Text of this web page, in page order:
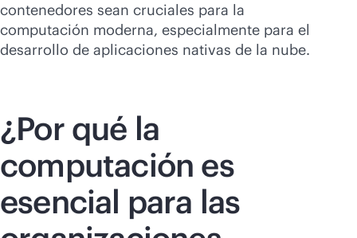
contenedores sean cruciales para la
computación moderna, especialmente para el
desarrollo de aplicaciones nativas de la nube.
¿Por qué la
computación es
esencial para las